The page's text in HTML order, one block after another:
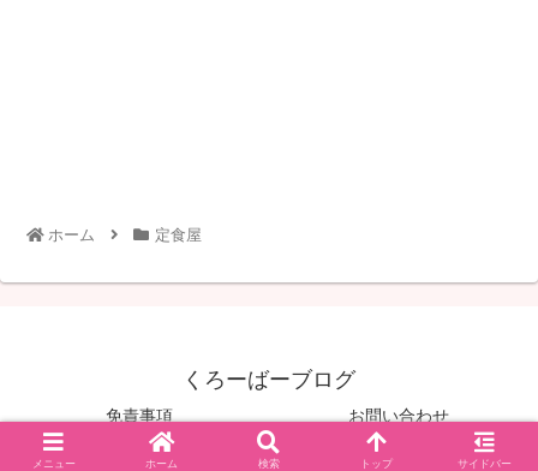
ホーム 定食屋
くろーばーブログ
免責事項
お問い合わせ
© 2020 くろーばーブログ.
メニュー ホーム 検索 トップ サイドバー